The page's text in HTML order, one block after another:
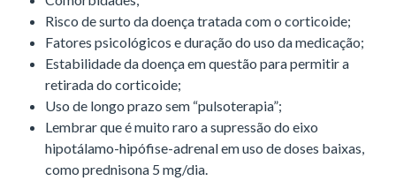
Risco de surto da doença tratada com o corticoide;
Fatores psicológicos e duração do uso da medicação;
Estabilidade da doença em questão para permitir a
retirada do corticoide;
Uso de longo prazo sem “pulsoterapia”;
Lembrar que é muito raro a supressão do eixo
hipotálamo-hipófise-adrenal em uso de doses baixas,
como prednisona 5 mg/dia.